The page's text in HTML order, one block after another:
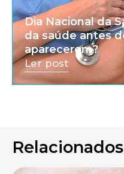
Dia Nacional da
da saúde antes
aparecerem?
Ler post
Relacionados